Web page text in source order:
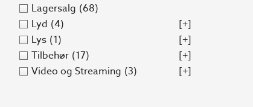
Lagersalg (68)
Lyd (4)
[+]
Lys (1)
[+]
Tilbehør (17)
[+]
Video og Streaming (3) [+]